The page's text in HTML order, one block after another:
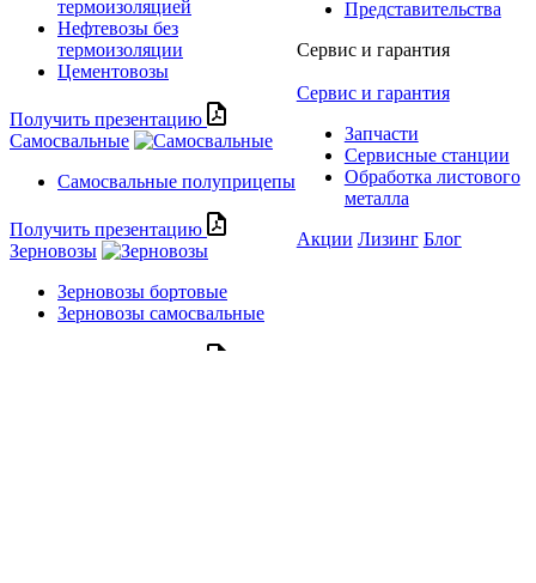
термоизоляцией
Нефтевозы без
термоизоляции
Цементовозы
Получить презентацию
Самосвальные
Самосвальные полуприцепы
Получить презентацию
Зерновозы
Зерновозы бортовые
Зерновозы самосвальные
Представительства
Сервис и гарантия
Сервис и гарантия
Запчасти
Сервисные станции
Обработка листового
металла
Акции Лизинг Блог